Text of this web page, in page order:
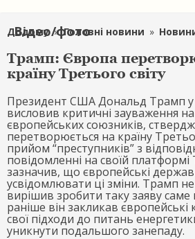
Відео/фото
Додому » Головні новини »
Трамп: Європа
країну Третього світу
Президент США Дональд Трамп у
висловив критичні зауваження
європейських союзників,
перетворюється на країну
прийом “преступників” з
повідомленні на своїй платформі
зазначив, що європейські
усвідомлювати ці зміни. Трамп
вирішив зробити таку заяву
раніше він закликав європейські
свої підходи до питань
уникнути подальшого занепаду.